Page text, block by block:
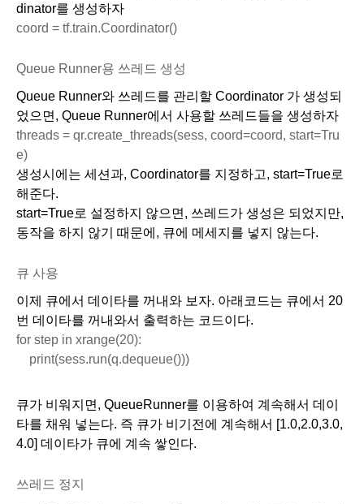
dinator를 생성하자
coord = tf.train.Coordinator()
Queue Runner용 쓰레드 생성
Queue Runner와 쓰레드를 관리할 Coordinator 가 생성되
었으면, Queue Runner에서 사용할 쓰레드들을 생성하자
threads = qr.create_threads(sess, coord=coord, start=Tru
e)
생성시에는 세션과, Coordinator를 지정하고, start=True로
해준다.
start=True로 설정하지 않으면, 쓰레드가 생성은 되었지만,
동작을 하지 않기 때문에, 큐에 메세지를 넣지 않는다.
큐 사용
이제 큐에서 데이타를 꺼내와 보자. 아래코드는 큐에서 20
번 데이타를 꺼내와서 출력하는 코드이다.
for step in xrange(20):
print(sess.run(q.dequeue()))
큐가 비워지면, QueueRunner를 이용하여 계속해서 데이
타를 채워 넣는다. 즉 큐가 비기전에 계속해서 [1.0,2.0,3.0,
4.0] 데이타가 큐에 계속 쌓인다.
쓰레드 정지